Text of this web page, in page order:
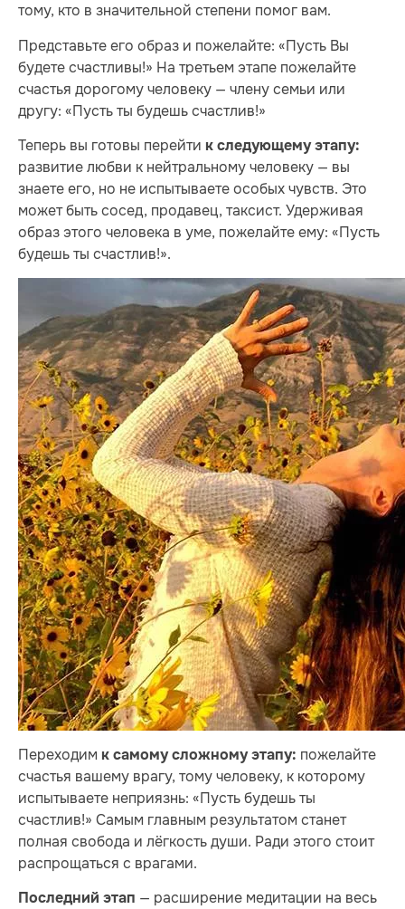
тому, кто в значительной степени помог вам.
Представьте его образ и пожелайте: «Пусть Вы
будете счастливы!» На третьем этапе пожелайте
счастья дорогому человеку — члену семьи или
другу: «Пусть ты будешь счастлив!»
Теперь вы готовы перейти к следующему этапу:
развитие любви к нейтральному человеку — вы
знаете его, но не испытываете особых чувств. Это
может быть сосед, продавец, таксист. Удерживая
образ этого человека в уме, пожелайте ему: «Пусть
будешь ты счастлив!».
Переходим к самому сложному этапу: пожелайте
счастья вашему врагу, тому человеку, к которому
испытываете неприязнь: «Пусть будешь ты
счастлив!» Cамым главным результатом станет
полная свобода и лёгкость души. Ради этого стоит
распрощаться с врагами.
Последний этап — расширение медитации на весь